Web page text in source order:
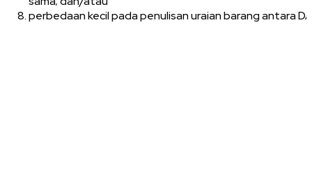
perbedaan kecil pada penulisan uraian barang antara